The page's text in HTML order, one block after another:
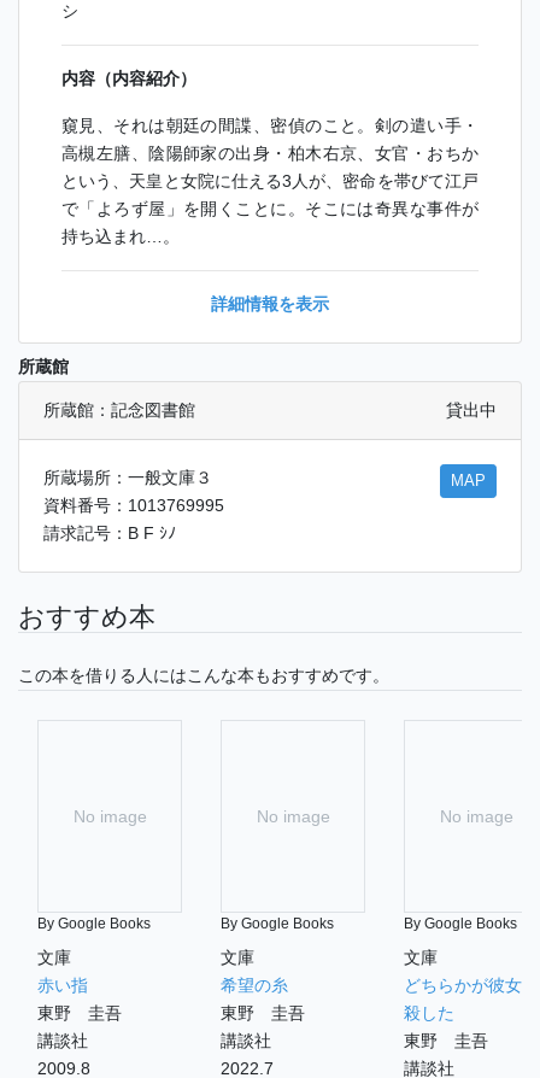
シ
内容（内容紹介）
窺見、それは朝廷の間諜、密偵のこと。剣の遣い手・
高槻左膳、陰陽師家の出身・柏木右京、女官・おちか
という、天皇と女院に仕える3人が、密命を帯びて江戸
で「よろず屋」を開くことに。そこには奇異な事件が
持ち込まれ…。
詳細情報を表示
所蔵館
所蔵館：記念図書館 貸出中
所蔵場所：一般文庫３
資料番号：1013769995
請求記号：B F ｼﾉ
MAP
おすすめ本
この本を借りる人にはこんな本もおすすめです。
No image
By Google Books
文庫
赤い指
東野 圭吾
講談社
2009.8
No image
By Google Books
文庫
希望の糸
東野 圭吾
講談社
2022.7
No image
By Google Books
文庫
どちらかが彼女を
殺した
東野 圭吾
講談社